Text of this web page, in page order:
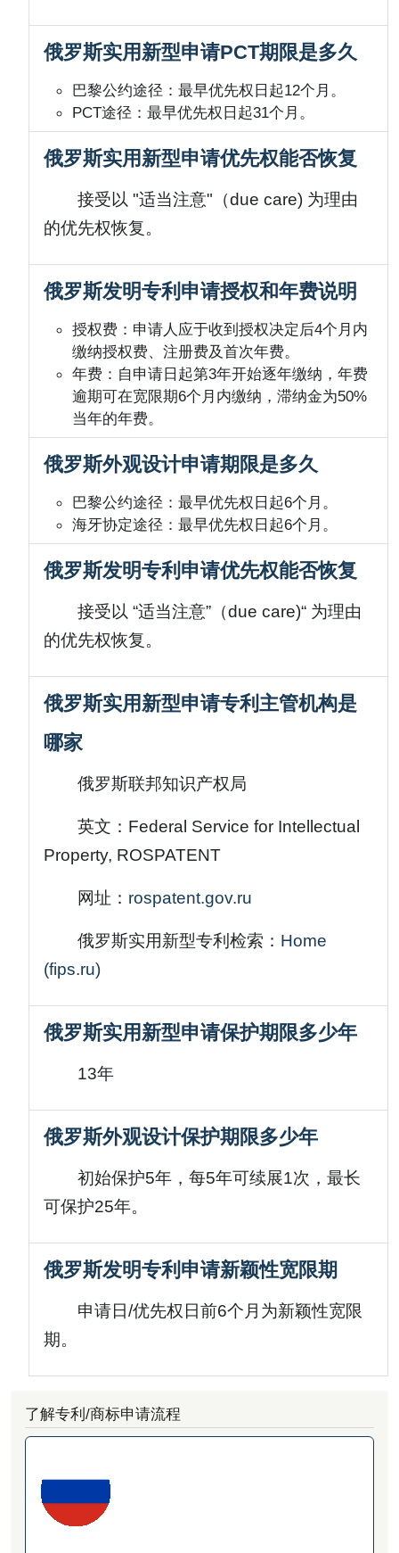
俄罗斯实用新型申请PCT期限是多久
巴黎公约途径：最早优先权日起12个月。
PCT途径：最早优先权日起31个月。
俄罗斯实用新型申请优先权能否恢复
接受以 "适当注意"（due care) 为理由
的优先权恢复。
俄罗斯发明专利申请授权和年费说明
授权费：申请人应于收到授权决定后4个月内
缴纳授权费、注册费及首次年费。
年费：自申请日起第3年开始逐年缴纳，年费
逾期可在宽限期6个月内缴纳，滞纳金为50%
当年的年费。
俄罗斯外观设计申请期限是多久
巴黎公约途径：最早优先权日起6个月。
海牙协定途径：最早优先权日起6个月。
俄罗斯发明专利申请优先权能否恢复
接受以 “适当注意”（due care)“ 为理由
的优先权恢复。
俄罗斯实用新型申请专利主管机构是
哪家
俄罗斯联邦知识产权局
英文：Federal Service for Intellectual
Property, ROSPATENT
网址： rospatent.gov.ru
俄罗斯实用新型专利检索： Home
(fips.ru)
俄罗斯实用新型申请保护期限多少年
13年
俄罗斯外观设计保护期限多少年
初始保护5年，每5年可续展1次，最长
可保护25年。
俄罗斯发明专利申请新颖性宽限期
申请日/优先权日前6个月为新颖性宽限
期。
了解专利/商标申请流程